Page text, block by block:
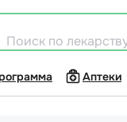
Поиск по
Аптеки